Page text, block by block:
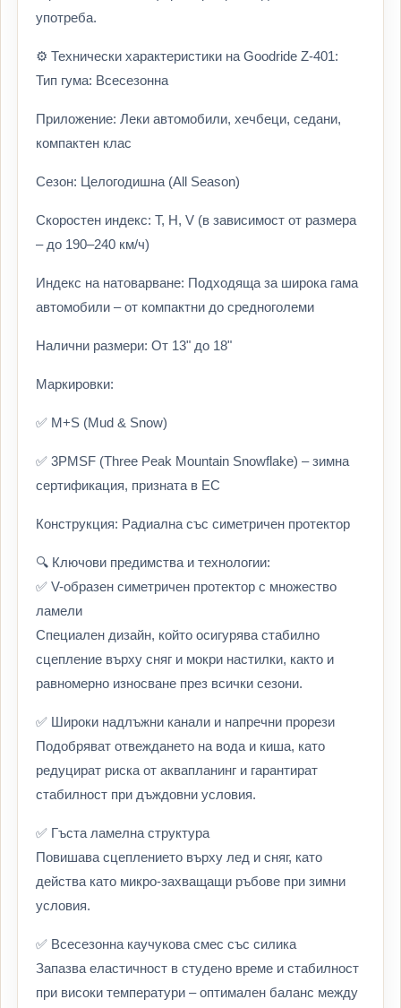
употреба.
⚙️ Технически характеристики на Goodride Z-401:
Тип гума: Всесезонна
Приложение: Леки автомобили, хечбеци, седани,
компактен клас
Сезон: Целогодишна (All Season)
Скоростен индекс: T, H, V (в зависимост от размера
– до 190–240 км/ч)
Индекс на натоварване: Подходяща за широка гама
автомобили – от компактни до средноголеми
Налични размери: От 13" до 18"
Маркировки:
✅ M+S (Mud & Snow)
✅ 3PMSF (Three Peak Mountain Snowflake) – зимна
сертификация, призната в ЕС
Конструкция: Радиална със симетричен протектор
🔍 Ключови предимства и технологии:
✅ V-образен симетричен протектор с множество
ламели
Специален дизайн, който осигурява стабилно
сцепление върху сняг и мокри настилки, както и
равномерно износване през всички сезони.
✅ Широки надлъжни канали и напречни прорези
Подобряват отвеждането на вода и киша, като
редуцират риска от аквапланинг и гарантират
стабилност при дъждовни условия.
✅ Гъста ламелна структура
Повишава сцеплението върху лед и сняг, като
действа като микро-захващащи ръбове при зимни
условия.
✅ Всесезонна каучукова смес със силика
Запазва еластичност в студено време и стабилност
при високи температури – оптимален баланс между